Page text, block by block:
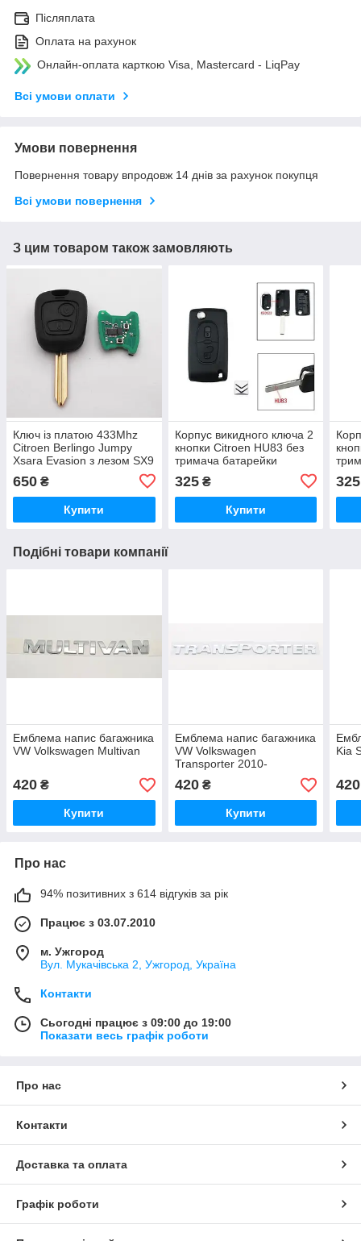
Післяплата
Оплата на рахунок
Онлайн-оплата карткою Visa, Mastercard - LiqPay
Всі умови оплати
Умови повернення
Повернення товару впродовж 14 днів за рахунок покупця
Всі умови повернення
З цим товаром також замовляють
Ключ із платою 433Mhz
Citroen Berlingo Jumpy
Xsara Evasion з лезом SX9
650 ₴
Купити
Корпус викидного ключа 2
кнопки Citroen HU83 без
тримача батарейки
325₴
Купити
325
Подібні товари компанії
Емблема напис багажника
VW Volkswagen Multivan
420 ₴
Купити
Емблема напис багажника
VW Volkswagen
Transporter 2010-
420₴
Купити
Kia
420
Про нас
94% позитивних з 614 відгуків за рік
Працює з 03.07.2010
м. Ужгород
Вул. Мукачівська 2, Ужгород, Україна
Контакти
Сьогодні працює з 09:00 до 19:00
Показати весь графік роботи
Про нас
Контакти
Доставка та оплата
Графік роботи